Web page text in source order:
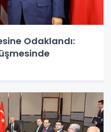
Odaklandı: